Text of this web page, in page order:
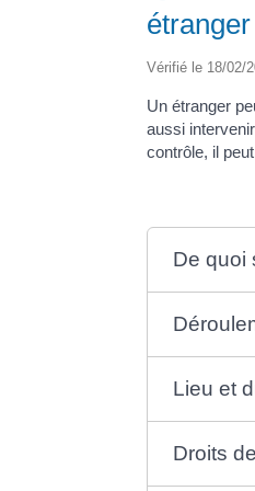
Vérifié le 18/02/
Un étranger
aussi
contrôle, il
De quoi
Lieu et
Droits